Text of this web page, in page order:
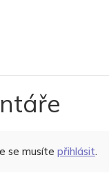
se musíte přihlásit.